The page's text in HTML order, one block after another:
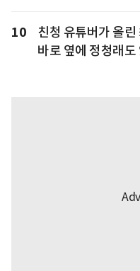
10
친청 유튜버가 올
바로 옆에 정청래도